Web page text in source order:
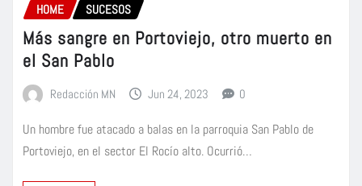
HOME SUCESOS
Más sangre en Portoviejo, otro muerto en
el San Pablo
Redacción MN Jun 24, 2023 0
Un hombre fue atacado a balas en la parroquia San Pablo de
Portoviejo, en el sector El Rocío alto. Ocurrió…